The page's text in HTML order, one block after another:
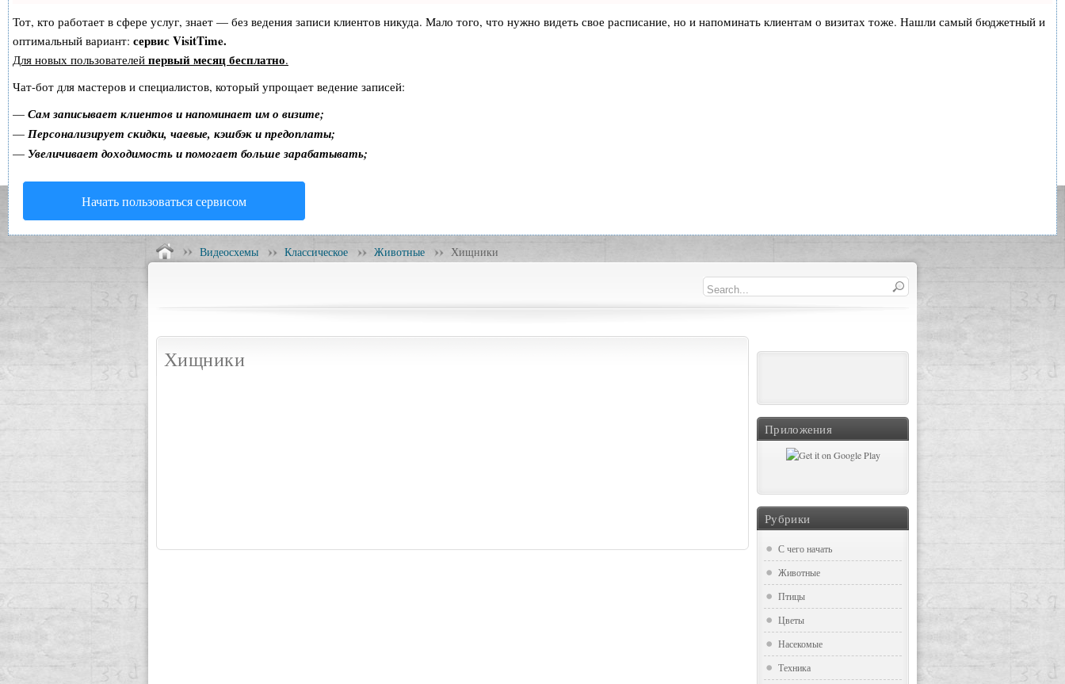
Тот, кто работает в сфере услуг, знает — без ведения записи клиентов никуда. Мало того, что нужно видеть свое расписание, но и напоминать клиентам о визитах тоже. Нашли самый бюджетный и
оптимальный вариант: сервис VisitTime.
Для новых пользователей первый месяц бесплатно.
Чат-бот для мастеров и специалистов, который упрощает ведение записей:
— Сам записывает клиентов и напоминает им о визите;
— Персонализирует скидки, чаевые, кэшбэк и предоплаты;
— Увеличивает доходимость и помогает больше зарабатывать;
Начать пользоваться сервисом
Видеосхемы Классическое Животные Хищники
Хищники
Приложения
Рубрики
С чего начать
Животные
Птицы
Цветы
Насекомые
Техника